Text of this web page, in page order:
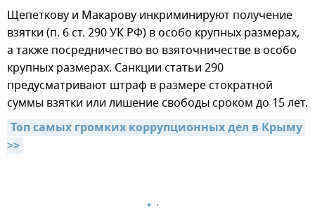
Щепеткову и Макарову инкриминируют получение
взятки (п. 6 ст. 290 УК РФ) в особо крупных размерах,
а также посредничество во взяточничестве в особо
крупных размерах. Санкции статьи 290
предусматривают штраф в размере стократной
суммы взятки или лишение свободы сроком до 15 лет.
Топ самых громких коррупционных дел в Крыму
>>